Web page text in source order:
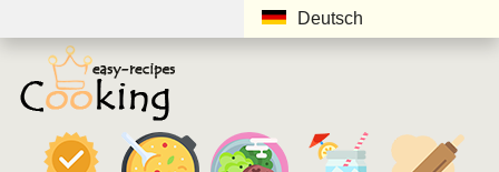
Deutsch